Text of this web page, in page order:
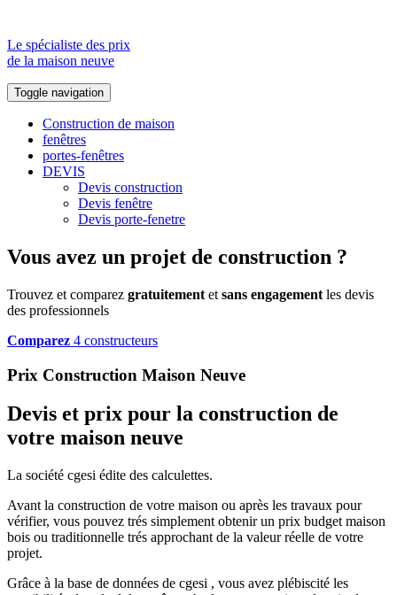
Le spécialiste des prix
de la maison neuve
Toggle navigation
Construction de maison
fenêtres
portes-fenêtres
DEVIS
Devis construction
Devis fenêtre
Devis porte-fenetre
Vous avez un projet de construction ?
Trouvez et comparez gratuitement et sans engagement les devis
des professionnels
Comparez 4 constructeurs
Prix Construction Maison Neuve
Devis et prix pour la construction de
votre maison neuve
La société cgesi édite des calculettes.
Avant la construction de votre maison ou après les travaux pour
vérifier, vous pouvez trés simplement obtenir un prix budget maison
bois ou traditionnelle trés approchant de la valeur réelle de votre
projet.
Grâce à la base de données de cgesi , vous avez plébiscité les